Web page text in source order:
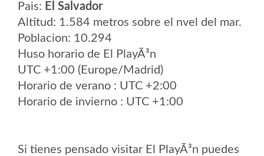
Pais: El Salvador
Altitud: 1.584 metros sobre el nvel del mar.
Poblacion: 10.294
Huso horario de El PlayÃ³n
UTC +1:00 (Europe/Madrid)
Horario de verano : UTC +2:00
Horario de invierno : UTC +1:00
Si tienes pensado visitar El PlayÃ³n puedes